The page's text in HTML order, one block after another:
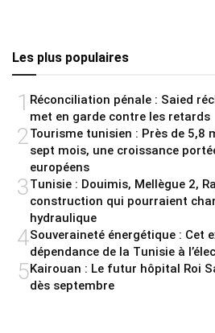
Les plus populaires
1 Réconciliation pénale : Saied
met en garde contre les retards
2 Tourisme tunisien : Près de 5,8
sept mois, une croissance
européens
3Tunisie : Douimis, Mellègue 2,
construction qui pourraient
hydraulique
4Souveraineté énergétique : Cet
dépendance de la Tunisie à
5Kairouan : Le futur hôpital Roi
dès septembre